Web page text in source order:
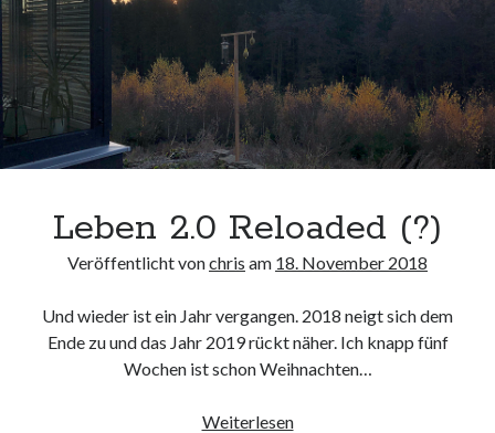
Leben 2.0 Reloaded (?)
Veröffentlicht vonchris am 18. November 2018
Und wieder ist ein Jahr vergangen. 2018 neigt sich dem
Ende zu und das Jahr 2019 rückt näher. Ich knapp fünf
Wochen ist schon Weihnachten…
WeiterlesenLeben